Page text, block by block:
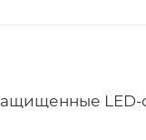
LED-